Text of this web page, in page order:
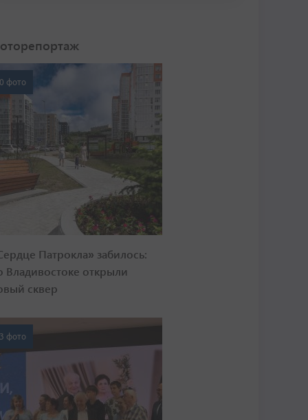
фото
Патрокла» забилось:
Владивостоке открыли
сквер
фото